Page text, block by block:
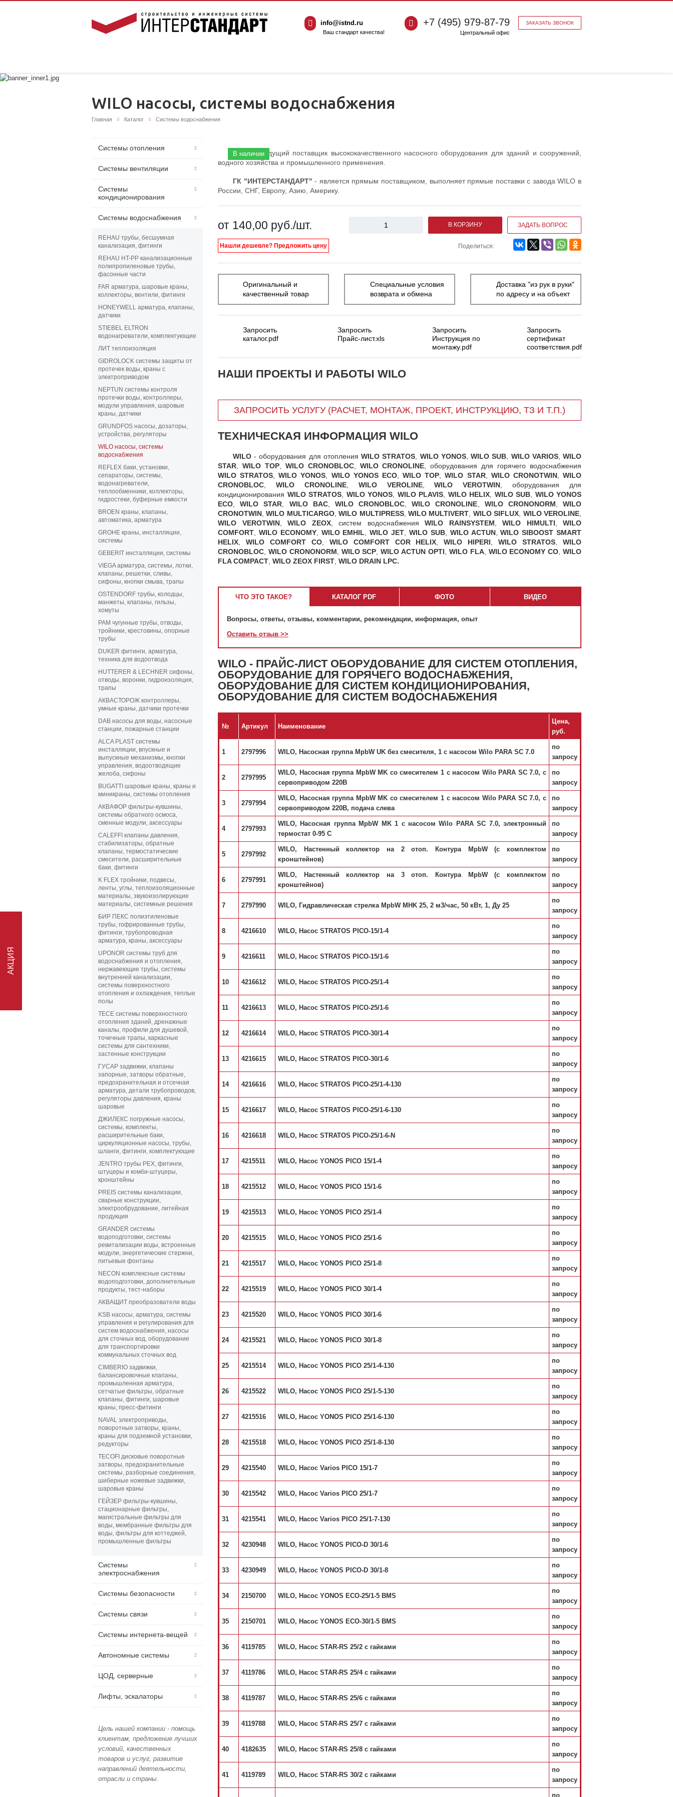
АКЦИЯ
info@istnd.ru
Ваш стандарт качества!
ЗАКАЗАТЬ ЗВОНОК
+7 (495) 979-87-79
Центральный офис
WILO насосы, системы водоснабжения
Главная Каталог Системы водоснабжения
Системы отопления
Системы вентиляции
Системы
кондиционирования
Системы водоснабжения
REHAU трубы, бесшумная
канализация, фитинги
REHAU HT-PP канализационные
полипропиленовые трубы,
фасонные части
FAR арматура, шаровые краны,
коллекторы, вентили, фитинги
HONEYWELL арматура, клапаны,
датчики
STIEBEL ELTRON
водонагреватели, комплектующие
ЛИТ теплоизоляция
GIDROLOCK системы защиты от
протечек воды, краны с
электроприводом
NEPTUN системы контроля
протечки воды, контроллеры,
модули управления, шаровые
краны, датчики
GRUNDFOS насосы, дозаторы,
устройства, регуляторы
WILO насосы, системы
водоснабжения
REFLEX баки, установки,
сепараторы, системы,
водонагреватели,
теплообменники, коллекторы,
гидростеки, буферные емкости
BROEN краны, клапаны,
автоматика, арматура
GROHE краны, инсталляции,
системы
GEBERIT инсталляции, системы
VIEGA арматура, системы, лотки,
клапаны, решетки, сливы,
сифоны, кнопки смыва, трапы
OSTENDORF трубы, колодцы,
манжеты, клапаны, гильзы,
хомуты
PAM чугунные трубы, отводы,
тройники, крестовины, опорные
трубы
DUKER фитинги, арматура,
техника для водоотвода
HUTTERER & LECHNER сифоны,
отводы, воронки, гидроизоляция,
трапы
АКВАСТОРОЖ контроллеры,
умные краны, датчики протечки
DAB насосы для воды, насосные
станции, пожарные станции
ALCA PLAST системы
инсталляции, впускные и
выпускные механизмы, кнопки
управления, водоотводящие
желоба, сифоны
BUGATTI шаровые краны, краны и
миникраны, системы отопления
АКВАФОР фильтры-кувшины,
системы обратного осмоса,
сменные модули, аксессуары
CALEFFI клапаны давления,
стабилизаторы, обратные
клапаны, термостатические
смесители, расширительные
баки, фитинги
K FLEX тройники, подвесы,
ленты, углы, теплоизоляционные
материалы, звукоизолирующие
материалы, системные решения
БИР ПЕКС полиэтиленовые
трубы, гофрированные трубы,
фитинги, трубопроводная
арматура, краны, аксессуары
UPONOR системы труб для
водоснабжения и отопления,
нержавеющие трубы, системы
внутренней канализации,
системы поверхностного
отопления и охлаждения, теплые
полы
TECE системы поверхностного
отопления зданий, дренажные
каналы, профили для душевой,
точечные трапы, каркасные
системы для сантехники,
застенные конструкции
ГУСАР задвижки, клапаны
запорные, затворы обратные,
предохранительная и отсечная
арматура, детали трубопроводов,
регуляторы давления, краны
шаровые
ДЖИЛЕКС погружные насосы,
системы, комплекты,
расширительные баки,
циркуляционные насосы, трубы,
шланги, фитинги, комплектующие
JENTRO трубы PEX, фитинги,
штуцеры и комби-штуцеры,
кронштейны
PREIS системы канализации,
сварные конструкции,
электрообрудование, литейная
продукция
GRANDER системы
водоподготовки, системы
ревитализации воды, встроенные
модули, энергетические стержни,
питьевые фонтаны
NECON комплексные системы
водоподготовки, дополнительные
продукты, тест-наборы
АКВАЩИТ преобразователи воды
KSB насосы, арматура, системы
управления и регулирования для
систем водоснабжения, насосы
для сточных вод, оборудование
для транспортировки
коммунальных сточных вод
CIMBERIO задвижки,
балансировочные клапаны,
промышленная арматура,
сетчатые фильтры, обратные
клапаны, фитинги, шаровые
краны, пресс-фитинги
NAVAL электроприводы,
поворотные затворы, краны,
краны для подземной установки,
редукторы
TECOFI дисковые поворотные
затворы, предохранительные
системы, разборные соединения,
шиберные ножевые задвижки,
шаровые краны
ГЕЙЗЕР фильтры-кувшины,
стационарные фильтры,
магистральные фильтры для
воды, мембранные фильтры для
воды, фильтры для коттеджей,
промышленные фильтры
Системы
электроснабжения
Системы безопасности
Системы связи
Системы интернета-вещей
Автономные системы
ЦОД, серверные
Лифты, эскалаторы
Цель нашей компании - помощь
клиентам, предложение лучших
условий, качественных
товаров и услуг, развитие
направлений деятельности,
отрасли и страны.
В наличии
WILO- ведущий поставщик высококачественного насосного оборудования для зданий и сооружений,
водного хозяйства и промышленного применения.
ГК "ИНТЕРСТАНДАРТ" - является прямым поставщиком, выполняет прямые поставки с завода WILO в
России, СНГ, Европу, Азию, Америку.
от 140,00 руб./шт. В КОРЗИНУ ЗАДАТЬ ВОПРОС
Нашли дешевле? Предложить цену Поделиться:
Оригинальный и
качественный товар
Специальные условия
возврата и обмена
Доставка "из рук в руки"
по адресу и на объект
Запросить
каталог.pdf
Запросить
Прайс-лист.xls
Запросить
Инструкция по
монтажу.pdf
Запросить
сертификат
соответствия.pdf
НАШИ ПРОЕКТЫ И РАБОТЫ WILO
ЗАПРОСИТЬ УСЛУГУ (РАСЧЕТ, МОНТАЖ, ПРОЕКТ, ИНСТРУКЦИЮ, ТЗ И Т.П.)
ТЕХНИЧЕСКАЯ ИНФОРМАЦИЯ WILO
WILO - оборудования для отопленияWILO STRATOS WILO YONOS,WILO SUB WILO VARIOS,WILO
STAR
WILO TOP, WILO CRONOBLOC, WILO CRONOLINE , оборудования для горячего водоснабжения
WILO STRATOS ,WILO YONOS WILO YONOS ECO,WILO TOP ,WILO STAR, WILO CRONOTWIN,WILO
CRONOBLOC
WILO CRONOLINE, WILO VEROLINE,WILO VEROTWIN , оборудования для
кондиционирования WILO STRATOS WILO YONOS WILO PLAVIS WILO HELIX WILO SUB
WILO YONOS
ECO ,WILO STAR WILO BAC, WILO CRONOBLOC ,WILO CRONOLINE WILO CRONONORM ,WILO
CRONOTWIN ,WILO MULTICARGO,WILO MULTIPRESS,WILO MULTIVERT WILO SIFLUX WILO VEROLINE
WILO VEROTWIN, WILO ZEOX, систем водоснабжения WILO RAINSYSTEM WILO HIMULTI
WILO
COMFORT
WILO ECONOMY, WILO EMHIL ,WILO JET ,WILO SUB, WILO ACTUN,WILO SIBOOST SMART
HELIX
WILO COMFORT CO, WILO COMFORT COR HELIX ,WILO HIPERI ,WILO STRATOS ,WILO
CRONOBLOC WILO CRONONORM WILO SCP ,WILO ACTUN OPTI WILO FLA, WILO ECONOMY CO ,WILO
FLA COMPACT WILO ZEOX FIRST WILO DRAIN LPC.
ЧТО ЭТО ТАКОЕ? КАТАЛОГ PDF ФОТО ВИДЕО
Вопросы, ответы, отзывы, комментарии, рекомендации, информация, опыт
Оставить отзыв >>
WILO - ПРАЙС-ЛИСТ ОБОРУДОВАНИЕ ДЛЯ СИСТЕМ ОТОПЛЕНИЯ,
ОБОРУДОВАНИЕ ДЛЯ ГОРЯЧЕГО ВОДОСНАБЖЕНИЯ,
ОБОРУДОВАНИЕ ДЛЯ СИСТЕМ КОНДИЦИОНИРОВАНИЯ,
ОБОРУДОВАНИЕ ДЛЯ СИСТЕМ ВОДОСНАБЖЕНИЯ
№ Артикул Наименование
Цена,
руб.
1 2797996 WILO, Насосная группа MpbW UK без смесителя, 1 с насосом Wilo PARA SC 7.0
по
запросу
2 2797995
WILO, Насосная группа MpbW MK со смесителем 1 с насосом Wilo PARA SC 7.0, с
сервоприводом 220В
по
запросу
3 2797994
WILO, Насосная группа MpbW MK со смесителем 1 с насосом Wilo PARA SC 7.0, с
сервоприводом 220В, подача слева
по
запросу
4 2797993
WILO, Насосная группа MpbW MK 1 с насосом Wilo PARA SC 7.0, электронный
термостат 0-95 С
по
запросу
5 2797992
WILO, Настенный коллектор на 2 отоп. Контура MpbW (с комплектом
кронштейнов)
по
запросу
6 2797991
WILO, Настенный коллектор на 3 отоп. Контура MpbW (с комплектом
кронштейнов)
по
запросу
7 2797990 WILO, Гидравлическая стрелка MpbW MHK 25, 2 м3/час, 50 кВт, 1, Ду 25
по
запросу
8 4216610 WILO, Насос STRATOS PICO-15/1-4
по
запросу
9 4216611 WILO, Насос STRATOS PICO-15/1-6
по
запросу
10 4216612 WILO, Насос STRATOS PICO-25/1-4
по
запросу
11 4216613 WILO, Насос STRATOS PICO-25/1-6
по
запросу
12 4216614 WILO, Насос STRATOS PICO-30/1-4
по
запросу
13 4216615 WILO, Насос STRATOS PICO-30/1-6
по
запросу
14 4216616 WILO, Насос STRATOS PICO-25/1-4-130
по
запросу
15 4216617 WILO, Насос STRATOS PICO-25/1-6-130
по
запросу
16 4216618 WILO, Насос STRATOS PICO-25/1-6-N
по
запросу
17 4215511 WILO, Насос YONOS PICO 15/1-4
по
запросу
18 4215512 WILO, Насос YONOS PICO 15/1-6
по
запросу
19 4215513 WILO, Насос YONOS PICO 25/1-4
по
запросу
20 4215515 WILO, Насос YONOS PICO 25/1-6
по
запросу
21 4215517 WILO, Насос YONOS PICO 25/1-8
по
запросу
22 4215519 WILO, Насос YONOS PICO 30/1-4
по
запросу
23 4215520 WILO, Насос YONOS PICO 30/1-6
по
запросу
24 4215521 WILO, Насос YONOS PICO 30/1-8
по
запросу
25 4215514 WILO, Насос YONOS PICO 25/1-4-130
по
запросу
26 4215522 WILO, Насос YONOS PICO 25/1-5-130
по
запросу
27 4215516 WILO, Насос YONOS PICO 25/1-6-130
по
запросу
28 4215518 WILO, Насос YONOS PICO 25/1-8-130
по
запросу
29 4215540 WILO, Насос Varios PICO 15/1-7
по
запросу
30 4215542 WILO, Насос Varios PICO 25/1-7
по
запросу
31 4215541 WILO, Насос Varios PICO 25/1-7-130
по
запросу
32 4230948 WILO, Насос YONOS PICO-D 30/1-6
по
запросу
33 4230949 WILO, Насос YONOS PICO-D 30/1-8
по
запросу
34 2150700 WILO, Насос YONOS ECO-25/1-5 BMS
по
запросу
35 2150701 WILO, Насос YONOS ECO-30/1-5 BMS
по
запросу
36 4119785 WILO, Насос STAR-RS 25/2 с гайками
по
запросу
37 4119786 WILO, Насос STAR-RS 25/4 с гайками
по
запросу
38 4119787 WILO, Насос STAR-RS 25/6 с гайками
по
запросу
39 4119788 WILO, Насос STAR-RS 25/7 с гайками
по
запросу
40 4182635 WILO, Насос STAR-RS 25/8 с гайками
по
запросу
41 4119789 WILO, Насос STAR-RS 30/2 с гайками
по
запросу
по